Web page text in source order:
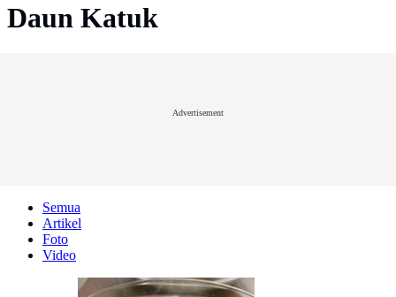
Daun Katuk
Advertisement
Semua
Artikel
Foto
Video